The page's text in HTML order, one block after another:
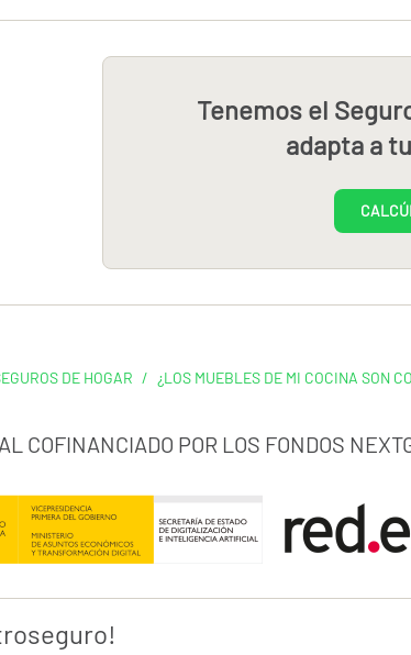
Tenemos el
adapta a
DE HOGAR / ¿LOS MUEBLES DE MI COCINA SON
COFINANCIADO POR LOS FONDOS